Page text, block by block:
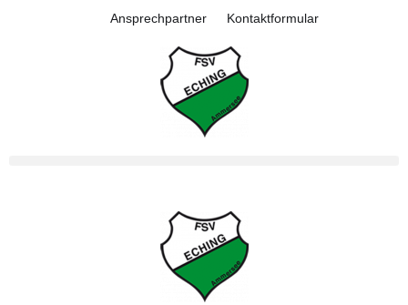
Ansprechpartner Kontaktformular